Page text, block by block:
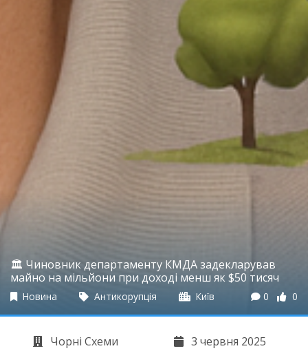
🏛 Чиновник департаменту КМДА задекларував
майно на мільйони при доході менш як $50 тисяч
Новина Антикорупція Київ 0 0
Чорні Схеми 3 червня 2025